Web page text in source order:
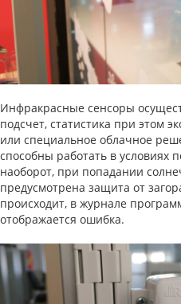
Инфракрасные сенсоры
подсчет, статистика при этом
или специальное облачное
способны работать в
наоборот, при попадании
предусмотрена защита от
происходит, в журнале
отображается ошибка.